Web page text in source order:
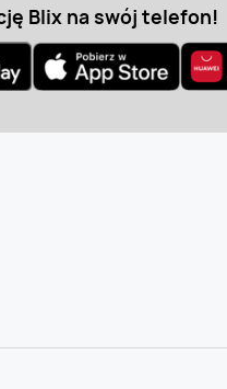
Blix na swój telefon!